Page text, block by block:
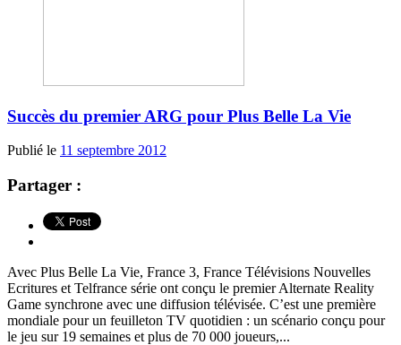
Succès du premier ARG pour Plus Belle La Vie
Publié le 11 septembre 2012
Partager :
Avec Plus Belle La Vie, France 3, France Télévisions Nouvelles
Ecritures et Telfrance série ont conçu le premier Alternate Reality
Game synchrone avec une diffusion télévisée. C’est une première
mondiale pour un feuilleton TV quotidien : un scénario conçu pour
le jeu sur 19 semaines et plus de 70 000 joueurs,...